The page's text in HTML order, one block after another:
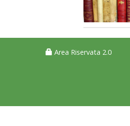
Area Riservata 2.0